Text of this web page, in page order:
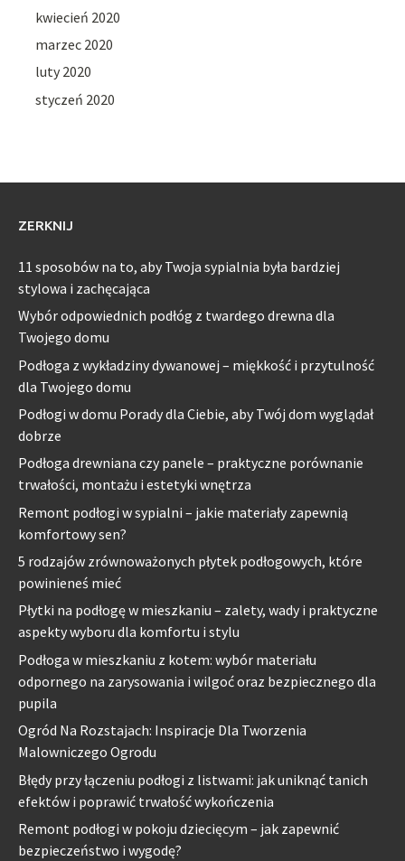
kwiecień 2020
marzec 2020
luty 2020
styczeń 2020
ZERKNIJ
11 sposobów na to, aby Twoja sypialnia była bardziej
stylowa i zachęcająca
Wybór odpowiednich podłóg z twardego drewna dla
Twojego domu
Podłoga z wykładziny dywanowej – miękkość i przytulność
dla Twojego domu
Podłogi w domu Porady dla Ciebie, aby Twój dom wyglądał
dobrze
Podłoga drewniana czy panele – praktyczne porównanie
trwałości, montażu i estetyki wnętrza
Remont podłogi w sypialni – jakie materiały zapewnią
komfortowy sen?
5 rodzajów zrównoważonych płytek podłogowych, które
powinieneś mieć
Płytki na podłogę w mieszkaniu – zalety, wady i praktyczne
aspekty wyboru dla komfortu i stylu
Podłoga w mieszkaniu z kotem: wybór materiału
odpornego na zarysowania i wilgoć oraz bezpiecznego dla
pupila
Ogród Na Rozstajach: Inspiracje Dla Tworzenia
Malowniczego Ogrodu
Błędy przy łączeniu podłogi z listwami: jak uniknąć tanich
efektów i poprawić trwałość wykończenia
Remont podłogi w pokoju dziecięcym – jak zapewnić
bezpieczeństwo i wygodę?